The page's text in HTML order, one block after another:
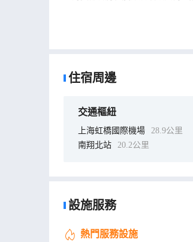
住宿周邊
交通樞紐
上海虹橋國際機場
28.9公里
南翔北站
20.2公里
設施服務
熱門服務設施